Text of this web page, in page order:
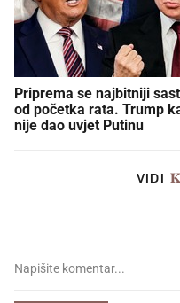
Priprema se najbitniji
od početka rata. Trump
nije dao uvjet Putinu
VIDI